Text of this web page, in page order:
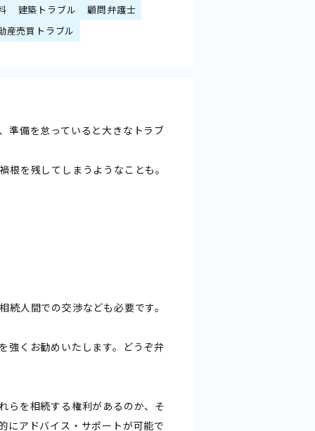
建築トラブル
顧問弁護士
産売買トラブル
準備を怠っていると大きなトラブ
を残してしまうようなことも。
人間での交渉なども必要です。
強くお勧めいたします。どうぞ弁
らを相続する権利があるのか、そ
にアドバイス・サポートが可能で